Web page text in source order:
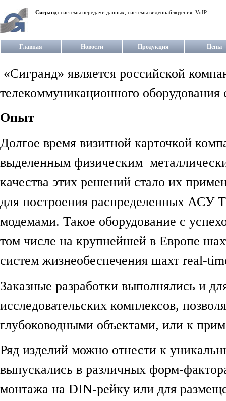
Сигранд: системы передачи данных, системы видеонаблюдения, VoIP.
Главная Новости Продукция Цены
«Сигранд» является российской
телекоммуникационного оборудования
Опыт
Долгое время визитной карточкой
выделенным физическим
качества этих решений стало их
для построения распределенных АСУ
модемами. Такое оборудование с
том числе на крупнейшей в Европе
систем жизнеобеспечения шахт real-
Заказные разработки выполнялись и
исследовательских комплексов,
глубоководными объектами, или к
Ряд изделий можно отнести к
выпускались в различных форм-
монтажа на DIN-рейку или для